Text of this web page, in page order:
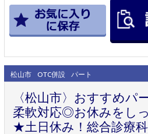
松山市 OTC併設 パート
〈松山市〉おすすめパ
柔軟対応◎お休みをし
★土日休み！総合診療科